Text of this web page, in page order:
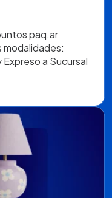
paq.ar
modalidades:
Expreso a Sucursal